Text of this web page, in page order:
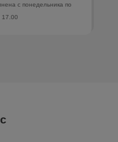
с понедельника по
17.00